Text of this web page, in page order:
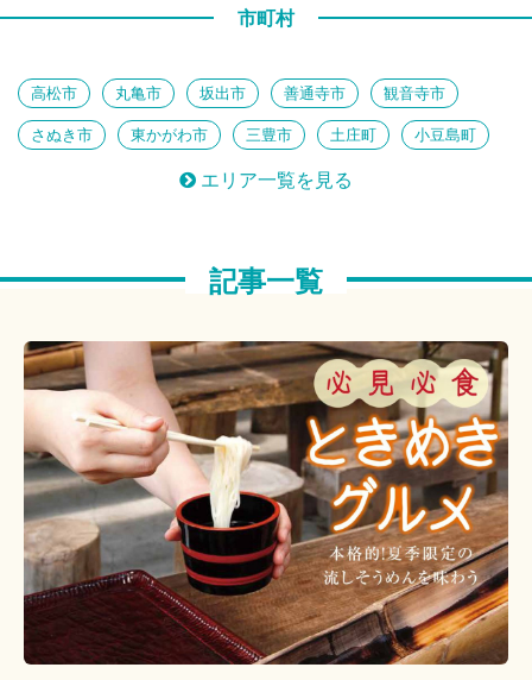
必見必食！ ときめきグルメ
思い出もっと、 とっておき体験 古訪ねる歴史旅
芸術祭だけじゃない！香川のアート
注目！香川のパワースポット 建築女子部
市町村
高松市 丸亀市 坂出市 善通寺市 観音寺市
さぬき市 東かがわ市 三豊市 土庄町 小豆島町
宇多津町 綾川町
エリア一覧を見る
記事一覧